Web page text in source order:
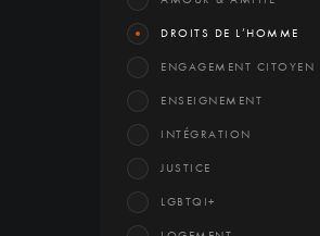
DROITS DE L’HOMME
ENGAGEMENT CITOYEN
ENSEIGNEMENT
INTÉGRATION
JUSTICE
LGBTQI+